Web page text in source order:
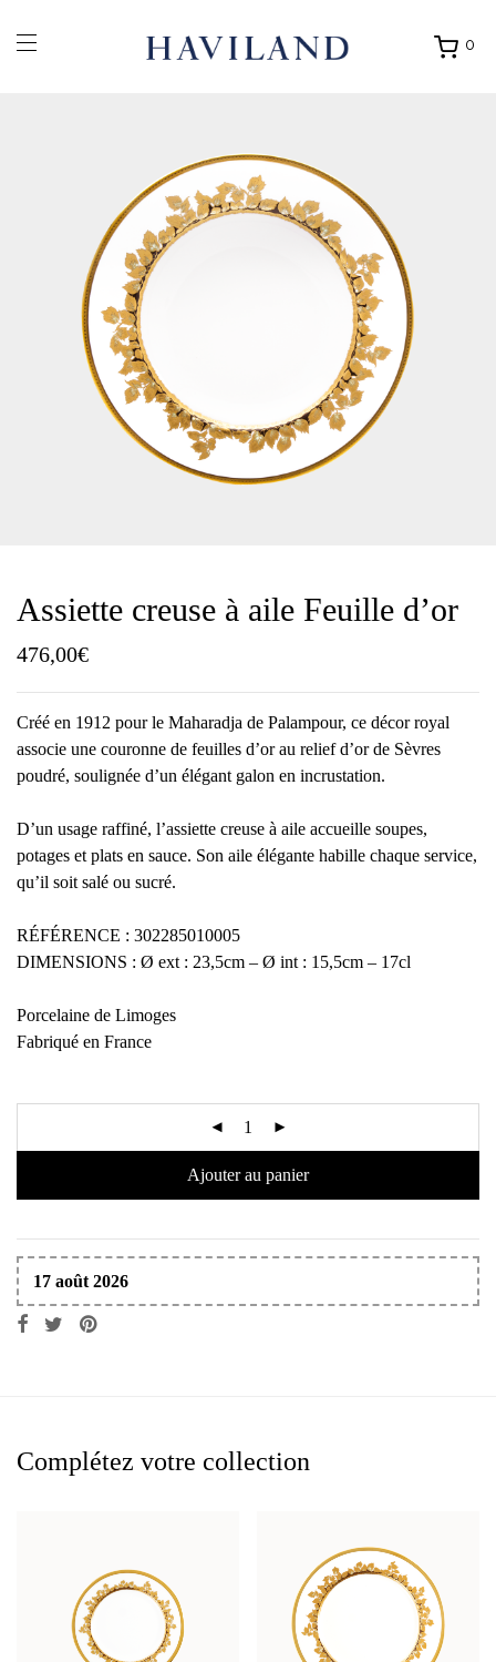
0
Ouvrir
Assiette creuse à aile Feuille d’or
476,00€
Créé en 1912 pour le Maharadja de Palampour, ce décor royal
associe une couronne de feuilles d’or au relief d’or de Sèvres
poudré, soulignée d’un élégant galon en incrustation.
D’un usage raffiné, l’assiette creuse à aile accueille soupes,
potages et plats en sauce. Son aile élégante habille chaque service,
qu’il soit salé ou sucré.
RÉFÉRENCE : 302285010005
DIMENSIONS : Ø ext : 23,5cm – Ø int : 15,5cm – 17cl
Porcelaine de Limoges
Fabriqué en France
Ajouter au panier
17 août 2026
Complétez votre collection